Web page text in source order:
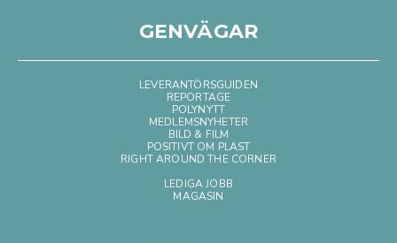
GENVÄGAR
LEVERANTÖRSGUIDEN
REPORTAGE
POLYNYTT
MEDLEMSNYHETER
BILD & FILM
POSITIVT OM PLAST
RIGHT AROUND THE CORNER
LEDIGA JOBB
MAGASIN